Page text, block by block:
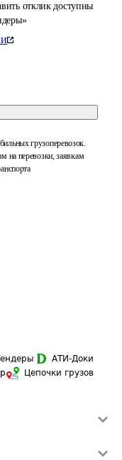
отклик доступны
грузоперевозок.
на перевозки, заявкам
АТИ-Доки
Цепочки грузов